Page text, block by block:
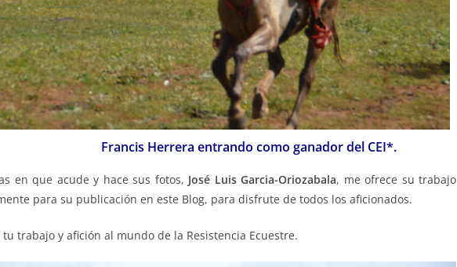
Herrera entrando como ganador del CEI*.
en que acude y hace sus fotos, José Luis Garcia-Oriozabala, me ofrece su trabajo
para su publicación en este Blog, para disfrute de todos los aficionados.
trabajo y afición al mundo de la Resistencia Ecuestre.